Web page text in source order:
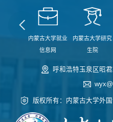
内蒙古大学就业
信息网
内蒙古大学研究
生院
呼和浩特玉泉区昭
版权所有：内蒙古大学外